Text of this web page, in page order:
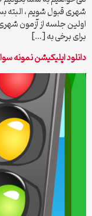
شهری قبول شویم ، البته
اولین جلسه از آزمون
برای برخی به […]
دانلود اپلیکیشن نمونه